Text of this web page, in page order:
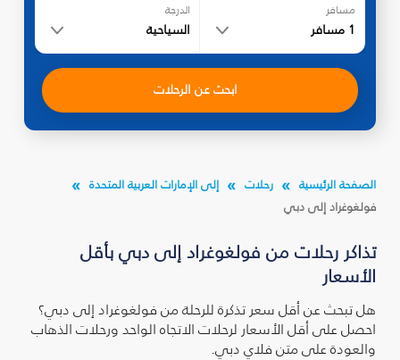
مسافر
1 مسافر
الدرجة
السياحية
ابحث عن الرحلات
الصفحة الرئيسية رحلات
إلى الإمارات العربية المتحدة
فولغوغراد إلى دبي
تذاكر رحلات من فولغوغراد إلى دبي بأقل
الأسعار
هل تبحث عن أقل سعر تذكرة للرحلة من فولغوغراد إلى دبي؟
احصل على أقل الأسعار لرحلات الاتجاه الواحد ورحلات الذهاب
والعودة على متن فلاي دبي.